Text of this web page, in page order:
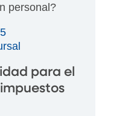
personal?
para el